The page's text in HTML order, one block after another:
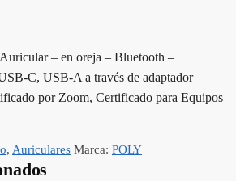
– en oreja – Bluetooth –
C, USB-A a través de adaptador
por Zoom, Certificado para Equipos
, Auriculares Marca: POLY